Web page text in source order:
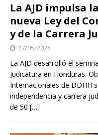
La AJD impulsa
nueva Ley del
y de la Carrera
27/05/2025
La AJD desarrolló el
Judicatura en Honduras.
Internacionales de DDHH
independencia y carrera
de 50 […]